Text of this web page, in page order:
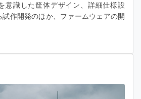
意識した筐体デザイン、詳細仕様設
作開発のほか、ファームウェアの開